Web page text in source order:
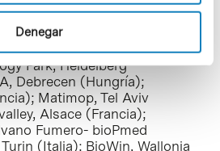
Denegar
y 12 de los
más activas de Europa:
Cambridge (Reino Unido);
Park, Heidelberg
Debrecen (Hungría);
Matimop, Tel Aviv
Alsace (Francia);
Fumero- bioPmed
(Italia); BioWin, Wallonia